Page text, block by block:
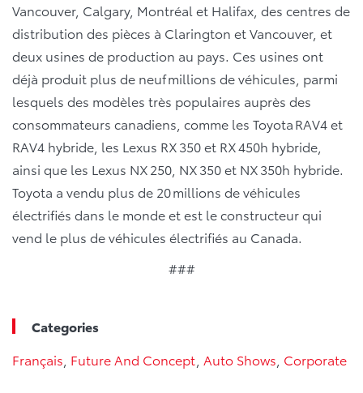
Vancouver, Calgary, Montréal et Halifax, des centres de
distribution des pièces à Clarington et Vancouver, et
deux usines de production au pays. Ces usines ont
déjà produit plus de neuf millions de véhicules, parmi
lesquels des modèles très populaires auprès des
consommateurs canadiens, comme les Toyota RAV4 et
RAV4 hybride, les Lexus RX 350 et RX 450h hybride,
ainsi que les Lexus NX 250, NX 350 et NX 350h hybride.
Toyota a vendu plus de 20 millions de véhicules
électrifiés dans le monde et est le constructeur qui
vend le plus de véhicules électrifiés au Canada.
###
Categories
Français Future And Concept Auto Shows Corporate